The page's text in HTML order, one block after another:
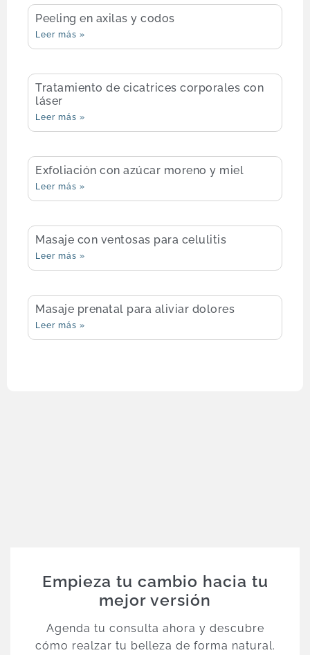
Peeling en axilas y codos
Leer más »
Tratamiento de cicatrices corporales con
láser
Leer más »
Exfoliación con azúcar moreno y miel
Leer más »
Masaje con ventosas para celulitis
Leer más »
Masaje prenatal para aliviar dolores
Leer más »
Empieza tu cambio hacia tu
mejor versión
Agenda tu consulta ahora y descubre
cómo realzar tu belleza de forma natural.